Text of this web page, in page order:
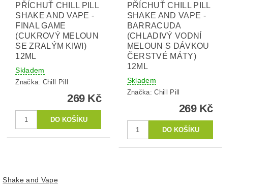
PŘÍCHUŤ CHILL PILL
SHAKE AND VAPE -
FINAL GAME
(CUKROVÝ MELOUN
SE ZRALÝM KIWI)
12ML
Skladem
Značka: Chill Pill
269 Kč
PŘÍCHUŤ CHILL PILL
SHAKE AND VAPE -
BARRACUDA
(CHLADIVÝ VODNÍ
MELOUN S DÁVKOU
ČERSTVÉ MÁTY)
12ML
Skladem
Značka:Chill Pill
269 Kč
Shake and Vape